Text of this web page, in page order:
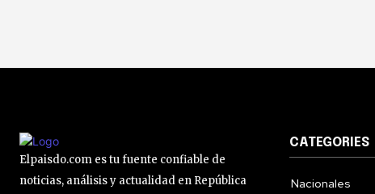
Elpaisdo.com es tu fuente confiable de
noticias, análisis y actualidad en República
CATEGORIES
Nacionales